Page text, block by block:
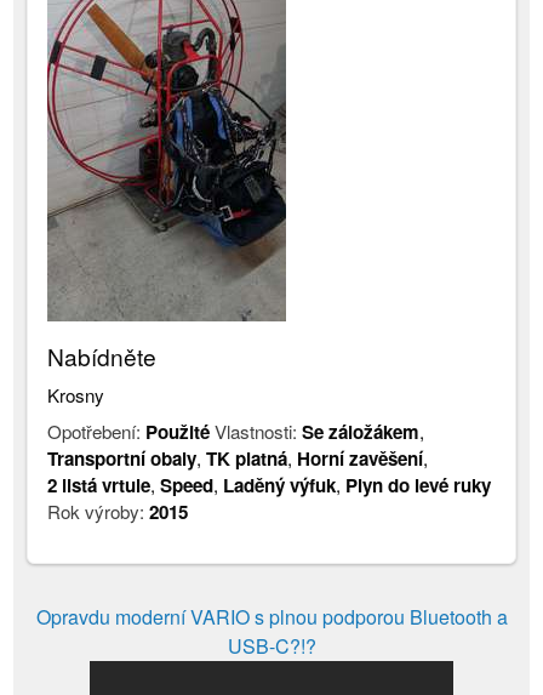
Nabídněte
Krosny
Opotřebení: PoužitéVlastnosti:Se záložákem,
Transportní obaly,TK platná, Horní zavěšení,
2 listá vrtule,Speed, Laděný výfuk, Plyn do levé ruky
Rok výroby:2015
Opravdu moderní VARIO s plnou podporou Bluetooth a
USB-C?!?